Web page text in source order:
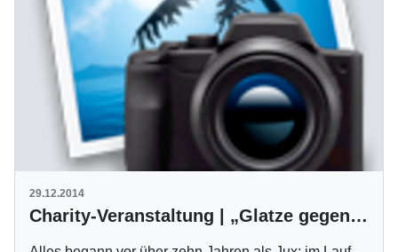
29.12.2014
Charity-Veranstaltung | „Glatze gegen Locke“ am 1. Januar in Fellbach